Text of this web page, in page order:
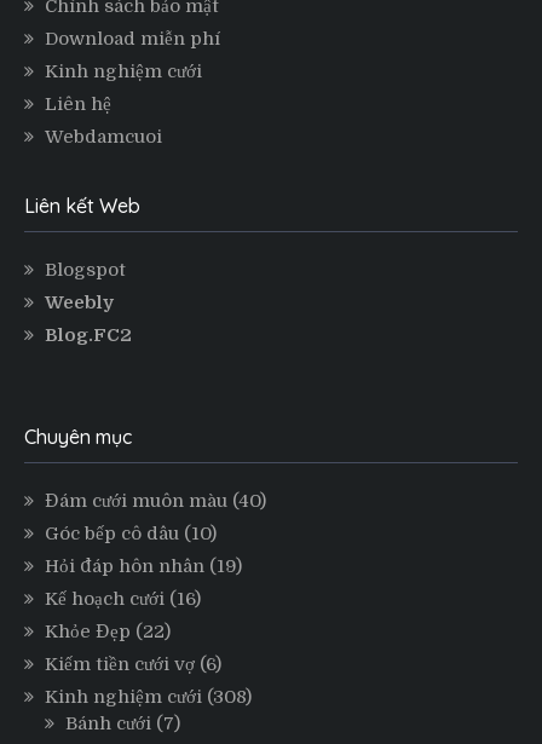
Chính sách bảo mật
Download miễn phí
Kinh nghiệm cưới
Liên hệ
Webdamcuoi
Liên kết Web
Blogspot
Weebly
Blog.FC2
Chuyên mục
Đám cưới muôn màu (40)
Góc bếp cô dâu (10)
Hỏi đáp hôn nhân (19)
Kế hoạch cưới (16)
Khỏe Đẹp (22)
Kiếm tiền cưới vợ (6)
Kinh nghiệm cưới (308)
Bánh cưới (7)